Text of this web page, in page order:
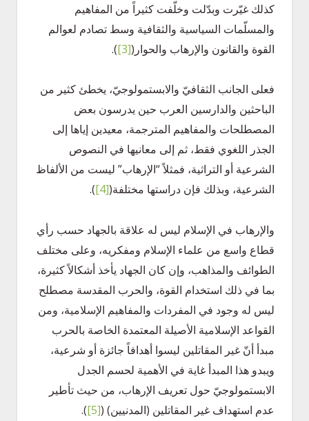
كذلك غيّرت وبدّلت وخلّفت كثيراً من المفاهيم
والمسلّمات السياسية والثقافية وسط تصادم لعوالم
القوة والقانون والإرهاب والحوار (
[3]
)
.
فعلى الجانب الثقافيّ والابستمولوجيّ، يخطئ كثير من
الباحثين والدارسين العرب حين يدرسون بعض
المصطلحات والمفاهيم المترجمة، معيدين إياها إلى
الجذر اللغوي فقط، ثم إلى معانيها في النصوص
الشرعية أو التراثية، فمثلاً “الإرهاب” ليست من الألفاظ
الشرعية، وبذلك فإن دراستها مختلفة(
[4]
)
.
والإرهاب في الإسلام ليس له علاقة بالجهاد حسب رأي
قطاع واسع من علماء الإسلام ومفكريه، وعلى مختلف
الطوائف والمذاهب، وإن كان الجهاد يأخذ أشكالاً كثيرة،
بما في ذلك استخدام القوة، والحرب المقدسة مصطلح
ليس له وجود في المفردات والمفاهيم الإسلامية، ومن
القواعد الإسلامية الأصيلة المعتمدة الخاصة بالحرب
مبدأ أنّ غير المقاتلين ليسوا أهدافاً جائزة أو شرعية،
ويبدو هذا المبدأ غاية في الأهمية لحسم الجدل
الابستمولوجيّ حول تعريف الإرهاب، من حيث تأطير
عدم استهداف غير المقاتلين (المدنيين) (
[5]
)
.